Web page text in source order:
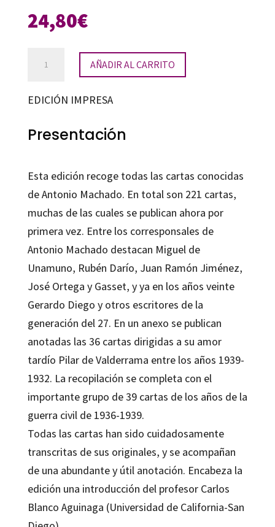
24,80€
AÑADIR AL CARRITO
EDICIÓN IMPRESA
Presentación
Esta edición recoge todas las cartas conocidas
de Antonio Machado. En total son 221 cartas,
muchas de las cuales se publican ahora por
primera vez. Entre los corresponsales de
Antonio Machado destacan Miguel de
Unamuno, Rubén Darío, Juan Ramón Jiménez,
José Ortega y Gasset, y ya en los años veinte
Gerardo Diego y otros escritores de la
generación del 27. En un anexo se publican
anotadas las 36 cartas dirigidas a su amor
tardío Pilar de Valderrama entre los años 1939-
1932. La recopilación se completa con el
importante grupo de 39 cartas de los años de la
guerra civil de 1936-1939.
Todas las cartas han sido cuidadosamente
transcritas de sus originales, y se acompañan
de una abundante y útil anotación. Encabeza la
edición una introducción del profesor Carlos
Blanco Aguinaga (Universidad de California-San